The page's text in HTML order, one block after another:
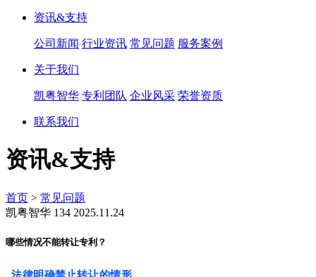
资讯&支持
公司新闻 行业资讯 常见问题 服务案例
关于我们
凯粤智华 专利团队 企业风采 荣誉资质
联系我们
资讯&支持
首页 > 常见问题
凯粤智华 134 2025.11.24
哪些情况不能转让专利？